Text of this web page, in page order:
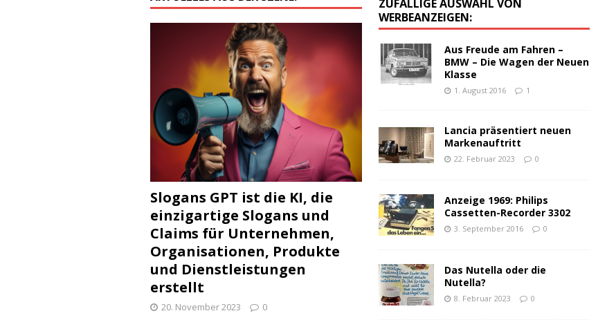
Slogans GPT ist die KI, die
einzigartige Slogans und
Claims für Unternehmen,
Organisationen, Produkte
und Dienstleistungen
erstellt
20. November 2023 0
ZUFÄLLIGE AUSWAHL VON
WERBEANZEIGEN:
Aus Freude am Fahren –
BMW – Die Wagen der Neuen
Klasse
1. August 2016 1
Lancia präsentiert neuen
Markenauftritt
22. Februar 2023 0
Anzeige 1969: Philips
Cassetten-Recorder 3302
3. September 2016 0
Das Nutella oder die
Nutella?
8. Februar 2023 0